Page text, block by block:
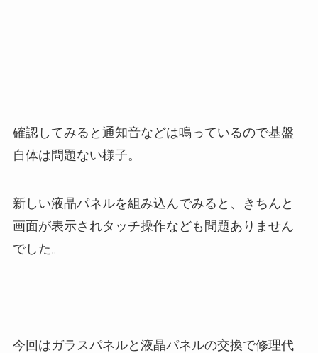
確認してみると通知音などは鳴っているので基盤
自体は問題ない様子。
新しい液晶パネルを組み込んでみると、きちんと
画面が表示されタッチ操作なども問題ありません
でした。
今回はガラスパネルと液晶パネルの交換で修理代